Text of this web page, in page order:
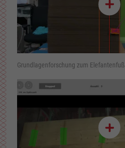
Grundlagenforschung zum Elefantenfuß